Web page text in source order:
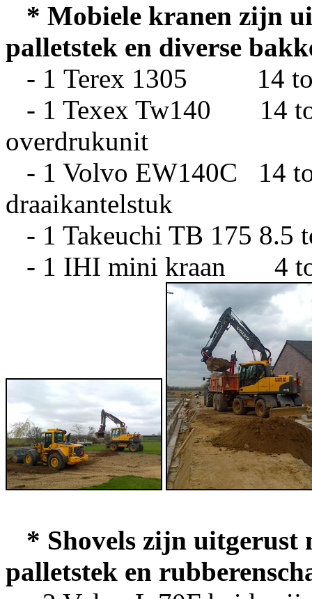
* Mobiele kranen zijn
palletstek en diverse
- 1 Terex 1305
14
- 1 Texex Tw140
14
overdrukunit
- 1 Volvo EW140C
14
draaikantelstuk
- 1 Takeuchi TB 175 8.5
- 1 IHI mini kraan 4
* Shovels zijn uitgerust
palletstek en